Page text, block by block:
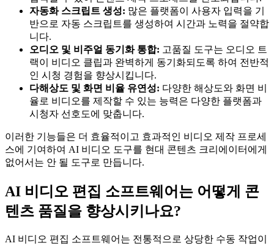
자동화 스크립트 생성: 많은 플랫폼이 사용자 입력을 기
반으로 자동 스크립트를 생성하여 시간과 노력을 절약합
니다.
오디오 및 비주얼 동기화 통합: 고품질 도구는 오디오 트
랙이 비디오 클립과 완벽하게 동기화되도록 하여 전반적
인 시청 경험을 향상시킵니다.
다해상도 및 화면 비율 유연성: 다양한 해상도와 화면 비
율로 비디오를 제작할 수 있는 능력은 다양한 플랫폼과
시청자 선호도에 맞춥니다.
이러한 기능들은 더 효율적이고 효과적인 비디오 제작 프로세
스에 기여하여 AI 비디오 도구를 현대 콘텐츠 크리에이터에게
없어서는 안 될 도구로 만듭니다.
AI 비디오 편집 소프트웨어는 어떻게 콘
텐츠 품질을 향상시키나요?
AI 비디오 편집 소프트웨어는 전통적으로 상당한 수동 작업이